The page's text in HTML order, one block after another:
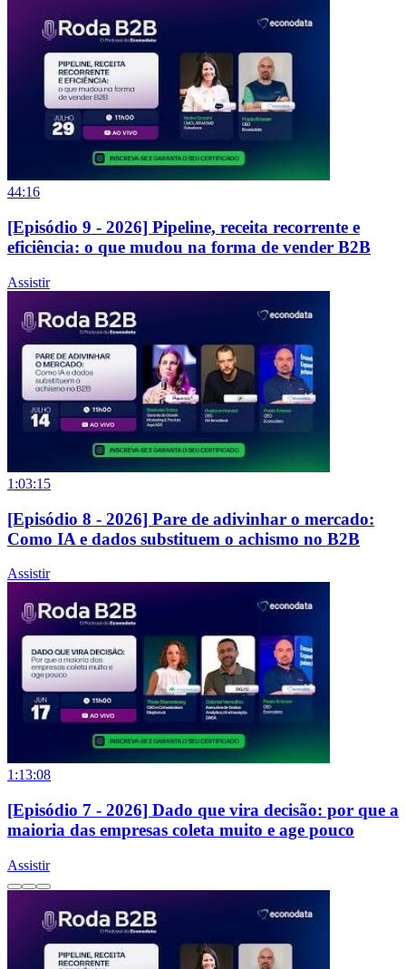
44:16
[Episódio 9 - 2026] Pipeline, receita recorrente e
eficiência: o que mudou na forma de vender B2B
Assistir
1:03:15
[Episódio 8 - 2026] Pare de adivinhar o mercado:
Como IA e dados substituem o achismo no B2B
Assistir
1:13:08
[Episódio 7 - 2026] Dado que vira decisão: por que a
maioria das empresas coleta muito e age pouco
Assistir